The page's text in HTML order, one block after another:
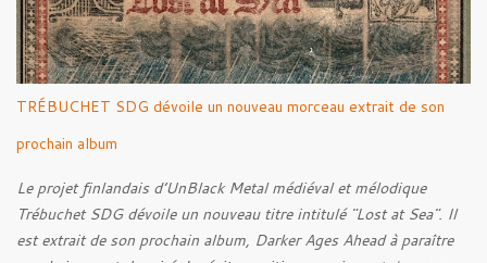
donne également la parole au producteur Kristian "Kohle"
Kohlmannslehner, collaborateur de 1914 , ainsi qu'à l'historien
Ralf Raths, directeur du Musée allemand des blindés de Munster,
afin d'interroger plus largement la place des images de guerre
dans l'esthétique et l'imaginaire du Metal. Le reportage est à
découvrir ci-dessous :
TRÉBUCHET SDG dévoile un nouveau morceau extrait de son
prochain album
Le projet finlandais d’UnBlack Metal médiéval et mélodique
Trébuchet SDG dévoile un nouveau titre intitulé "Lost at Sea". Il
est extrait de son prochain album, Darker Ages Ahead à paraître